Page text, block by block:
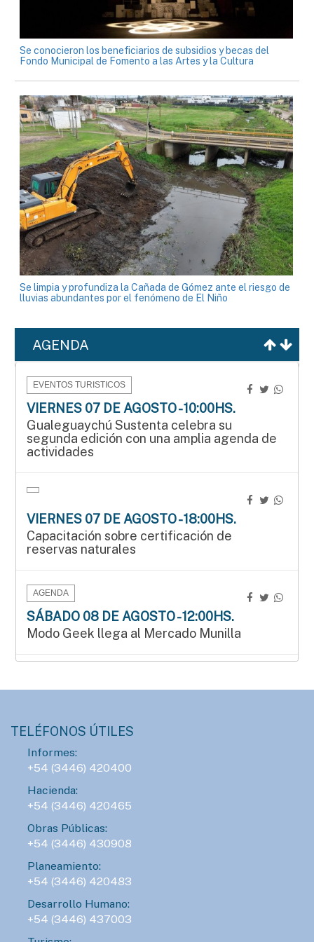
Se conocieron los beneficiarios de subsidios y becas del
Fondo Municipal de Fomento a las Artes y la Cultura
Se limpia y profundiza la Cañada de Gómez ante el riesgo de
lluvias abundantes por el fenómeno de El Niño
AGENDA
EVENTOS TURISTICOS
VIERNES 07 DE AGOSTO - 10:00HS.
Gualeguaychú Sustenta celebra su
segunda edición con una amplia agenda de
actividades
VIERNES 07 DE AGOSTO - 18:00HS.
Capacitación sobre certificación de
reservas naturales
AGENDA
SÁBADO 08 DE AGOSTO - 12:00HS.
Modo Geek llega al Mercado Munilla
LUNES 10 DE AGOSTO - 23:00HS.
ConTIER convoca a grupos teatrales para
desarrollar proyectos asociativos
SÁBADO 15 DE AGOSTO - 16:00HS.
Gran Prix Chipote 2026 de ajedrez blitz
TELÉFONOS ÚTILES
Informes:
+54 (3446) 420400
Hacienda:
+54 (3446) 420465
Obras Públicas:
+54 (3446) 430908
Planeamiento:
+54 (3446) 420483
Desarrollo Humano:
+54 (3446) 437003